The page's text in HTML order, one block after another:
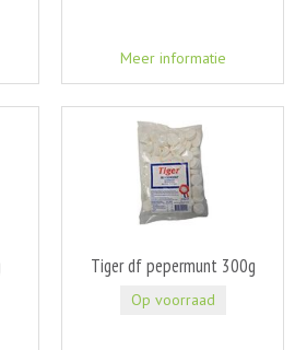
Meer informatie
Tiger df pepermunt 300g
Op voorraad